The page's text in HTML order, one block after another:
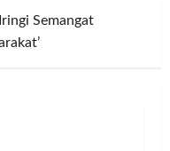
Semangat